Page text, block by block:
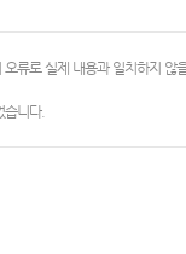
류로 실제 내용과 일치하지
니다.